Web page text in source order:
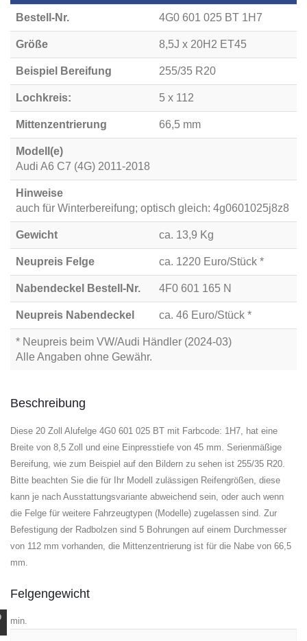
Bestell-Nr. 4G0 601 025 BT 1H7
Größe 8,5J x 20H2 ET45
Beispiel Bereifung 255/35 R20
Lochkreis: 5 x 112
Mittenzentrierung 66,5 mm
Modell(e)
Audi A6 C7 (4G) 2011-2018
Hinweise
auch für Winterbereifung; optisch gleich: 4g0601025j8z8
Gewicht ca. 13,9 Kg
Neupreis Felge ca. 1220 Euro/Stück *
Nabendeckel Bestell-Nr. 4F0 601 165 N
Neupreis Nabendeckel ca. 46 Euro/Stück *
* Neupreis beim VW/Audi Händler (2024-03)
Alle Angaben ohne Gewähr.
Beschreibung
Diese 20 Zoll Alufelge 4G0 601 025 BT mit Farbcode: 1H7, hat eine
Breite von 8,5 Zoll und eine Einpresstiefe von 45 mm. Serienmäßige
Bereifung, wie zum Beispiel auf den Bildern zu sehen ist 255/35 R20.
Bitte beachten Sie die für Ihr Modell zulässigen Reifengrößen, diese
kann je nach Ausstattungsvariante abweichend sein, oder auch wenn
die Felge für weitere Fahrzeugtypen (Modelle) zugelassen sind. Zur
Befestigung der Radbolzen sind 5 Bohrungen auf einem Durchmesser
von 112 mm vorhanden, die Mittenzentrierung ist für die Nabe von 66,5
mm.
Felgengewicht
min.